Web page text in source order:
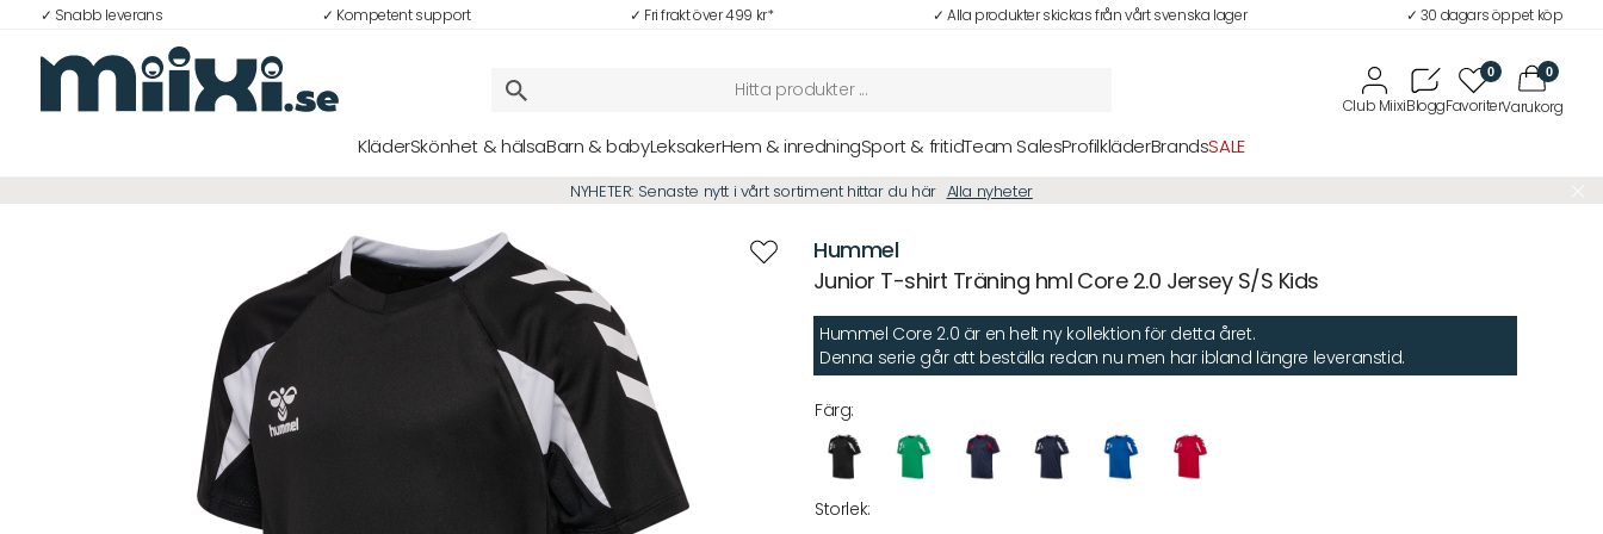
✓ Snabb leverans ✓ Kompetent support ✓ Fri frakt över 499 kr* ✓ Alla produkter skickas från vårt svenska lager ✓ 30 dagars öppet köp
0 0
KläderSkönhet & hälsaBarn & babyLeksakerHem & inredningSport & fritidTeam SalesProfilkläderBrandsSALE
Logga in
NYHETER: Senaste nytt i vårt sortiment hittar du här Alla nyheter
Hummel
Junior T-shirt Träning hml Core 2.0 Jersey S/S Kids
Hummel Core 2.0 är en helt ny kollektion för detta året.
Denna serie går att beställa redan nu men har ibland längre leveranstid.
Färg:
Storlek: